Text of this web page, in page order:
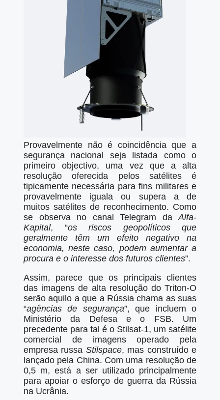
Provavelmente não é coincidência que a
segurança nacional seja listada como o
primeiro objectivo, uma vez que a alta
resolução oferecida pelos satélites é
tipicamente necessária para fins militares e
provavelmente iguala ou supera a de
muitos satélites de reconhecimento. Como
se observa no canal Telegram daAlfa-
Kapital, “os riscos geopolíticos que
geralmente têm um efeito negativo na
economia, neste caso, podem aumentar a
procura e o interesse dos futuros clientes”.
Assim, parece que os principais clientes
das imagens de alta resolução do Triton-O
serão aquilo a que a Rússia chama as suas
“agências de segurança”, que incluem o
Ministério da Defesa e o FSB. Um
precedente para tal é o Stilsat-1, um satélite
comercial de imagens operado pela
empresa russa Stilspace, mas construído e
lançado pela China. Com uma resolução de
0,5 m, está a ser utilizado principalmente
para apoiar o esforço de guerra da Rússia
na Ucrânia.